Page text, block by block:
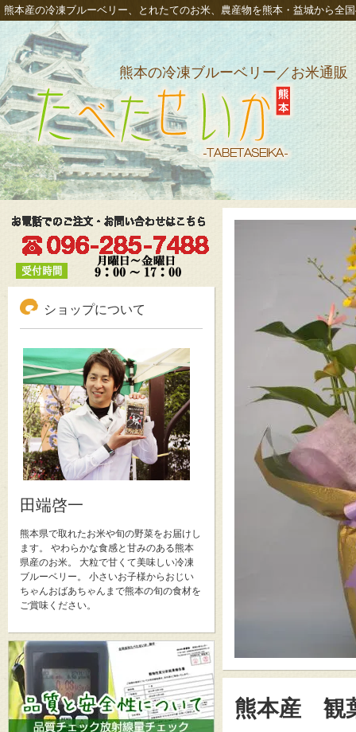
熊本産の冷凍ブルーベリー、とれたてのお米、農産物を熊本・益城から全
冷凍ブルーベリーも通販、熊本新米発芽玄米｜たべたせ
いか
熊本の冷凍ブルーベリー／お米通販
熊本産 観
ショップについて
田端啓一
熊本県で取れたお米や旬の野菜をお届けし
ます。 やわらかな食感と甘みのある熊本
県産のお米。 大粒で甘くて美味しい冷凍
ブルーベリー。 小さいお子様からおじい
ちゃんおばあちゃんまで熊本の旬の食材を
ご賞味ください。